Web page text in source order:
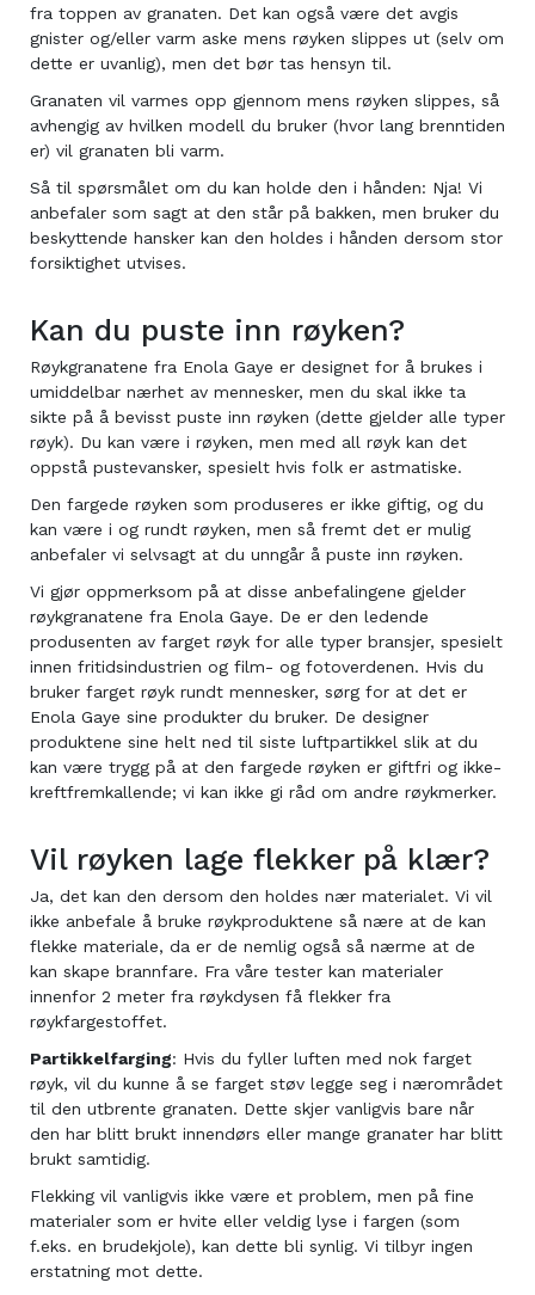
fra toppen av granaten. Det kan også være det avgis
gnister og/eller varm aske mens røyken slippes ut (selv om
dette er uvanlig), men det bør tas hensyn til.
Granaten vil varmes opp gjennom mens røyken slippes, så
avhengig av hvilken modell du bruker (hvor lang brenntiden
er) vil granaten bli varm.
Så til spørsmålet om du kan holde den i hånden: Nja! Vi
anbefaler som sagt at den står på bakken, men bruker du
beskyttende hansker kan den holdes i hånden dersom stor
forsiktighet utvises.
Kan du puste inn røyken?
Røykgranatene fra Enola Gaye er designet for å brukes i
umiddelbar nærhet av mennesker, men du skal ikke ta
sikte på å bevisst puste inn røyken (dette gjelder alle typer
røyk). Du kan være i røyken, men med all røyk kan det
oppstå pustevansker, spesielt hvis folk er astmatiske.
Den fargede røyken som produseres er ikke giftig, og du
kan være i og rundt røyken, men så fremt det er mulig
anbefaler vi selvsagt at du unngår å puste inn røyken.
Vi gjør oppmerksom på at disse anbefalingene gjelder
røykgranatene fra Enola Gaye. De er den ledende
produsenten av farget røyk for alle typer bransjer, spesielt
innen fritidsindustrien og film- og fotoverdenen. Hvis du
bruker farget røyk rundt mennesker, sørg for at det er
Enola Gaye sine produkter du bruker. De designer
produktene sine helt ned til siste luftpartikkel slik at du
kan være trygg på at den fargede røyken er giftfri og ikke-
kreftfremkallende; vi kan ikke gi råd om andre røykmerker.
Vil røyken lage flekker på klær?
Ja, det kan den dersom den holdes nær materialet. Vi vil
ikke anbefale å bruke røykproduktene så nære at de kan
flekke materiale, da er de nemlig også så nærme at de
kan skape brannfare. Fra våre tester kan materialer
innenfor 2 meter fra røykdysen få flekker fra
røykfargestoffet.
Partikkelfarging: Hvis du fyller luften med nok farget
røyk, vil du kunne å se farget støv legge seg i nærområdet
til den utbrente granaten. Dette skjer vanligvis bare når
den har blitt brukt innendørs eller mange granater har blitt
brukt samtidig.
Flekking vil vanligvis ikke være et problem, men på fine
materialer som er hvite eller veldig lyse i fargen (som
f.eks. en brudekjole), kan dette bli synlig. Vi tilbyr ingen
erstatning mot dette.